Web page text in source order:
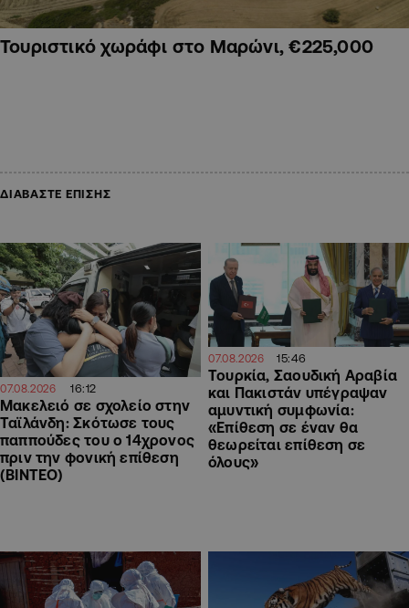
Τουριστικό χωράφι στο Μαρώνι, €225,000
ΔΙΑΒΑΣΤΕ ΕΠΙΣΗΣ
07.08.2026 16:12
Μακελειό σε σχολείο στην
Ταϊλάνδη: Σκότωσε τους
παππούδες του ο 14χρονος
πριν την φονική επίθεση
(ΒΙΝΤΕΟ)
07.08.2026 15:46
Τουρκία, Σαουδική Αραβία
και Πακιστάν υπέγραψαν
αμυντική συμφωνία:
«Επίθεση σε έναν θα
θεωρείται επίθεση σε
όλους»